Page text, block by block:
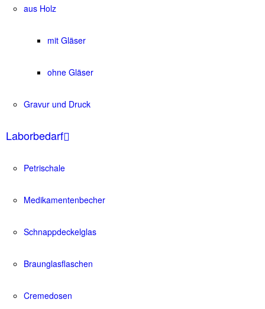
aus Holz
mit Gläser
ohne Gläser
Gravur und Druck
Laborbedarf
Petrischale
Medikamentenbecher
Schnappdeckelglas
Braunglasflaschen
Cremedosen